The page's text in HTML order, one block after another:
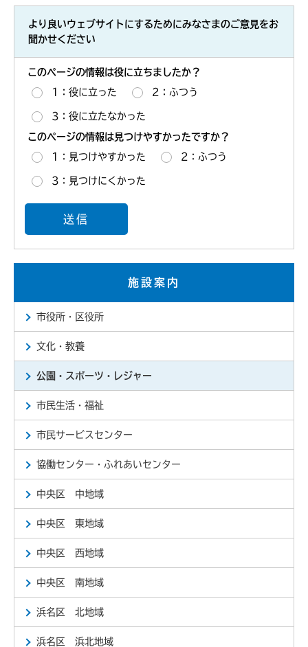
施設案内
市役所・区役所
文化・教養
公園・スポーツ・レジャー
市民生活・福祉
市民サービスセンター
協働センター・ふれあいセンター
中央区 中地域
中央区 東地域
中央区 西地域
中央区 南地域
浜名区 北地域
浜名区 浜北地域
より良いウェブサイトにするためにみなさまのご意見をお
聞かせください
このページの情報は役に立ちましたか？
1：役に立った 2：ふつう
3：役に立たなかった
このページの情報は見つけやすかったですか？
1：見つけやすかった 2：ふつう
3：見つけにくかった